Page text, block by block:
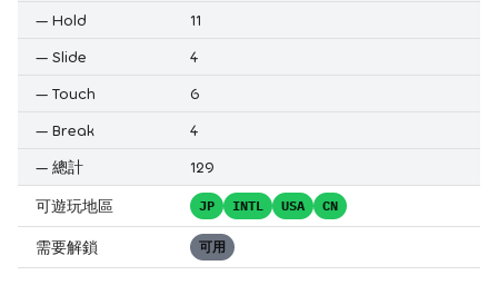
— Hold
11
— Slide
4
— Touch
6
— Break
4
— 總計 129
可遊玩地區 JP INTL USA CN
需要解鎖 可用